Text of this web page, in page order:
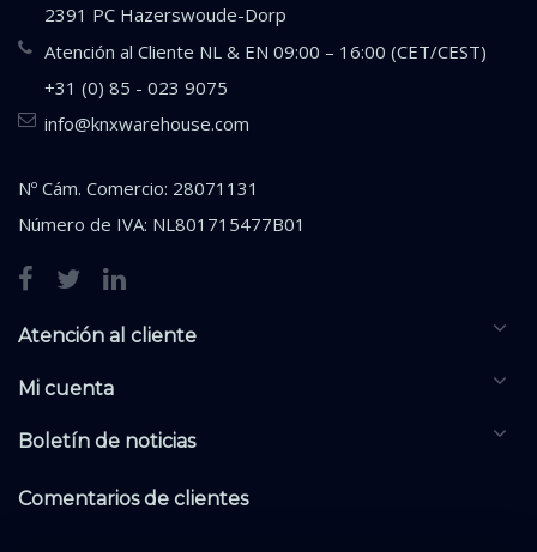
2391 PC Hazerswoude-Dorp
Atención al Cliente NL & EN 09:00 – 16:00 (CET/CEST)
+31 (0) 85 - 023 9075
info@knxwarehouse.com
Nº Cám. Comercio: 28071131
Número de IVA: NL801715477B01
Atención al cliente
Mi cuenta
Boletín de noticias
Comentarios de clientes